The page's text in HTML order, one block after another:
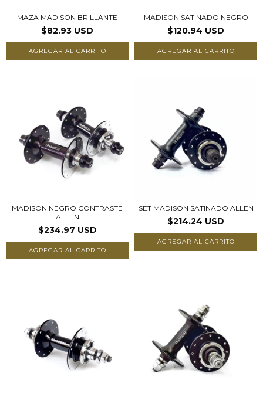
MAZA MADISON BRILLANTE
$82.93 USD
AGREGAR AL CARRITO
MADISON SATINADO NEGRO
$120.94 USD
AGREGAR AL CARRITO
MADISON NEGRO CONTRASTE
ALLEN
$234.97 USD
AGREGAR AL CARRITO
SET MADISON SATINADO ALLEN
$214.24 USD
AGREGAR AL CARRITO